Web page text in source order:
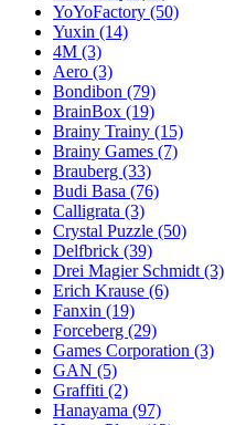
YoYoFactory (50)
Yuxin (14)
4M (3)
Aero (3)
Bondibon (79)
BrainBox (19)
Brainy Trainy (15)
Brainy Games (7)
Brauberg (33)
Budi Basa (76)
Calligrata (3)
Crystal Puzzle (50)
Delfbrick (39)
Drei Magier Schmidt (3)
Erich Krause (6)
Fanxin (19)
Forceberg (29)
Games Corporation (3)
GAN (5)
Graffiti (2)
Hanayama (97)